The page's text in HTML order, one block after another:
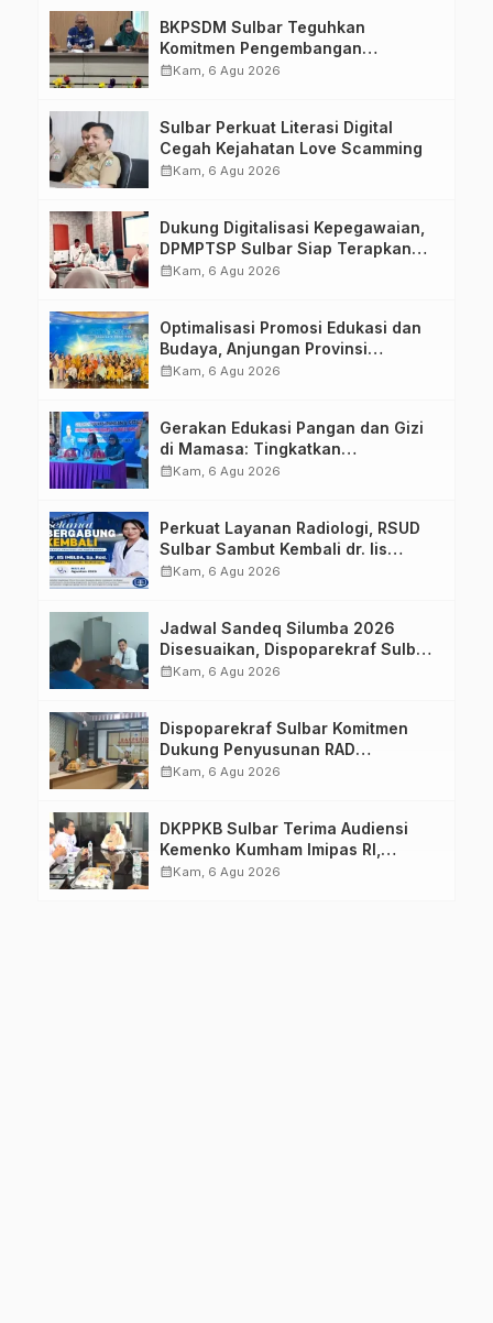
BKPSDM Sulbar Teguhkan
Komitmen Pengembangan
Kompetensi ASN melalui
calendar_monthKam, 6 Agu 2026
Sulbar Perkuat Literasi Digital
Cegah Kejahatan Love Scamming
calendar_monthKam, 6 Agu 2026
Dukung Digitalisasi Kepegawaian,
DPMPTSP Sulbar Siap Terapkan
Aplikasi FLEKSI ASN
calendar_monthKam, 6 Agu 2026
Optimalisasi Promosi Edukasi dan
Budaya, Anjungan Provinsi
Sulawesi Barat Perkuat Kolaborasi
calendar_monthKam, 6 Agu 2026
Gerakan Edukasi Pangan dan Gizi
di Mamasa: Tingkatkan
Pengetahuan dan Keterampilan
calendar_monthKam, 6 Agu 2026
Perkuat Layanan Radiologi, RSUD
Sulbar Sambut Kembali dr. Iis
Imelda, Sp.Rad
calendar_monthKam, 6 Agu 2026
Jadwal Sandeq Silumba 2026
Disesuaikan, Dispoparekraf Sulbar
Pastikan Persiapan Tetap
calendar_monthKam, 6 Agu 2026
Dispoparekraf Sulbar Komitmen
Dukung Penyusunan RAD
TPB/SDGs Sulawesi Barat
calendar_monthKam, 6 Agu 2026
DKPPKB Sulbar Terima Audiensi
Kemenko Kumham Imipas RI,
Perkuat Pelayanan Kesehatan bagi
calendar_monthKam, 6 Agu 2026